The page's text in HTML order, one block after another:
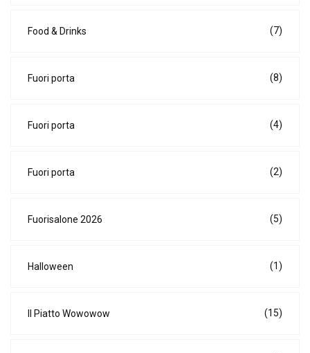
Food & Drinks (7)
Fuori porta (8)
Fuori porta (4)
Fuori porta (2)
Fuorisalone 2026 (5)
Halloween (1)
Il Piatto Wowowow (15)